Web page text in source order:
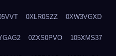
0XLR0SZZ 0XW3VGXD
0ZXS0PVO 105XMS37